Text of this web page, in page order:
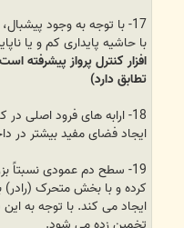
17- با توجه به وجود پیشبال،
با حاشیه پایداری کم و یا
افزار کنترل پرواز پیشرفته
تطابق دارد)
18- ارابه های فرود اصلی
ایجاد فضای مفید بیشتر در
19- سطح دم عمودی نسبتاً
کرده و با بخش متحرک